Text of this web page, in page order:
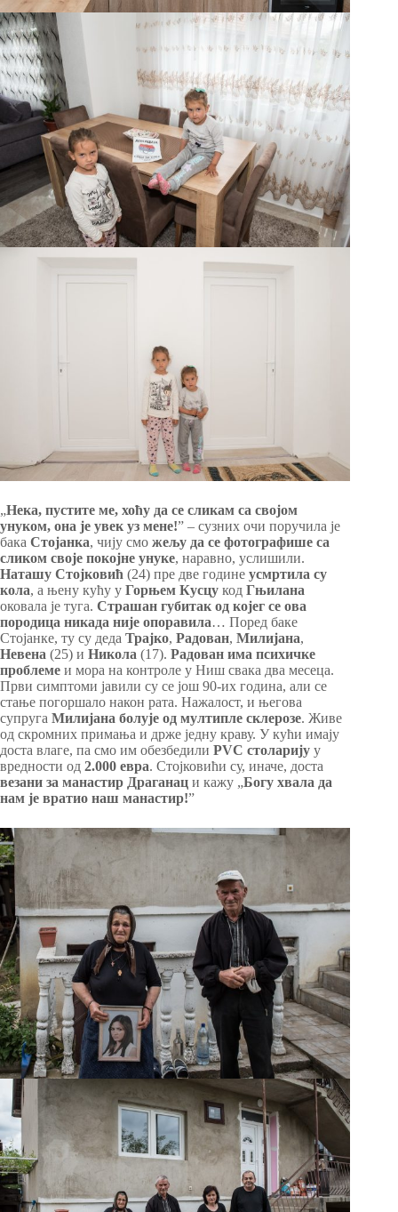
„Нека, пустите ме, хоћу да се сликам са својом
унуком, она је увек уз мене!” – сузних очи поручила је
бака Стојанка, чију смо жељу да се фотографише са
сликом своје покојне унуке, наравно, услишили.
Наташу Стојковић (24) пре две године усмртила су
кола, а њену кућу у Горњем Кусцу код Гњилана
оковала је туга. Страшан губитак од којег се ова
породица никада није опоравила… Поред баке
Стојанке, ту су деда Трајко, Радован, Милијана,
Невена (25) и Никола (17). Радован има психичке
проблеме и мора на контроле у Ниш свака два месеца.
Први симптоми јавили су се још 90-их година, али се
стање погоршало након рата. Нажалост, и његова
супруга Милијана болује од мултипле склерозе. Живе
од скромних примања и држе једну краву. У кући имају
доста влаге, па смо им обезбедили PVC столарију у
вредности од 2.000 евра. Стојковићи су, иначе, доста
везани за манастир Драганац и кажу „Богу хвала да
нам је вратио наш манастир!”